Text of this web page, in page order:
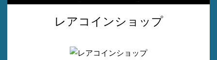
レアコインショップ